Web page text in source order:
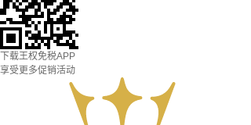
下载王权免税APP
享受更多促销活动